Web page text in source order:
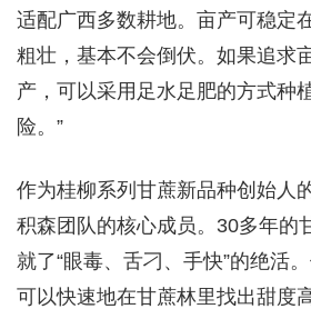
适配广西多数耕地。亩产可稳定
粗壮，基本不会倒伏。如果追求
产，可以采用足水足肥的方式种
险。”
作为桂柳系列甘蔗新品种创始人
积森团队的核心成员。30多年的
就了“眼毒、舌刁、手快”的绝活
可以快速地在甘蔗林里找出甜度